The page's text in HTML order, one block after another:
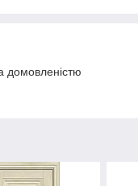
домовленістю